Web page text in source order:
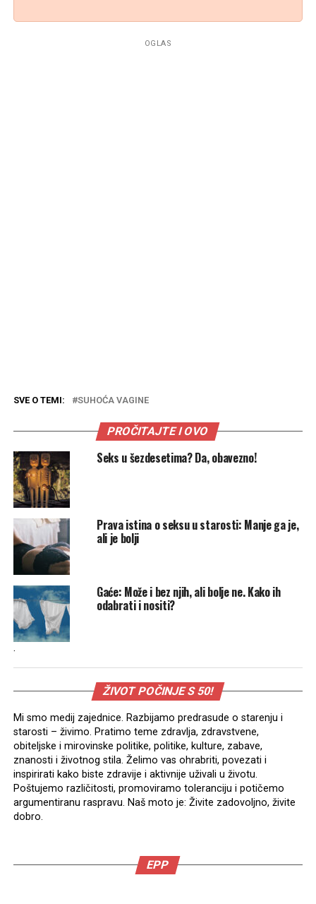
OGLAS
SVE O TEMI: SUHOĆA VAGINE
PROČITAJTE I OVO
Seks u šezdesetima? Da, obavezno!
Prava istina o seksu u starosti: Manje ga je,
ali je bolji
Gaće: Može i bez njih, ali bolje ne. Kako ih
odabrati i nositi?
.
ŽIVOT POČINJE S 50!
Mi smo medij zajednice. Razbijamo predrasude o starenju i
starosti – živimo. Pratimo teme zdravlja, zdravstvene,
obiteljske i mirovinske politike, politike, kulture, zabave,
znanosti i životnog stila. Želimo vas ohrabriti, povezati i
inspirirati kako biste zdravije i aktivnije uživali u životu.
Poštujemo različitosti, promoviramo toleranciju i potičemo
argumentiranu raspravu. Naš moto je: Živite zadovoljno, živite
dobro.
EPP